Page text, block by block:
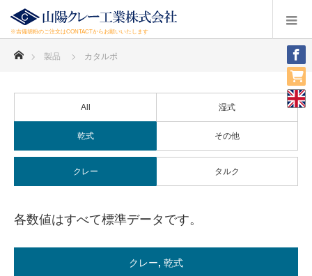
※吉備胡粉のご注文はCONTACTからお願いいたします
ホーム
製品 カタルポ
All 湿式
乾式 その他
クレー タルク
各数値はすべて標準データです。
クレー, 乾式